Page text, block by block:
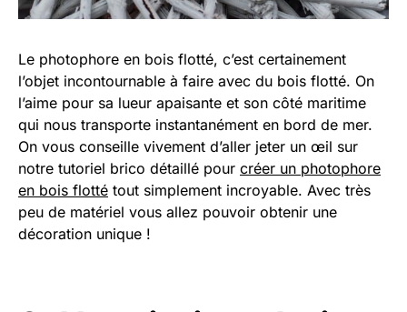
Le photophore en bois flotté, c’est certainement
l’objet incontournable à faire avec du bois flotté. On
l’aime pour sa lueur apaisante et son côté maritime
qui nous transporte instantanément en bord de mer.
On vous conseille vivement d’aller jeter un œil sur
notre tutoriel brico détaillé pour créer un photophore
en bois flotté tout simplement incroyable. Avec très
peu de matériel vous allez pouvoir obtenir une
décoration unique !